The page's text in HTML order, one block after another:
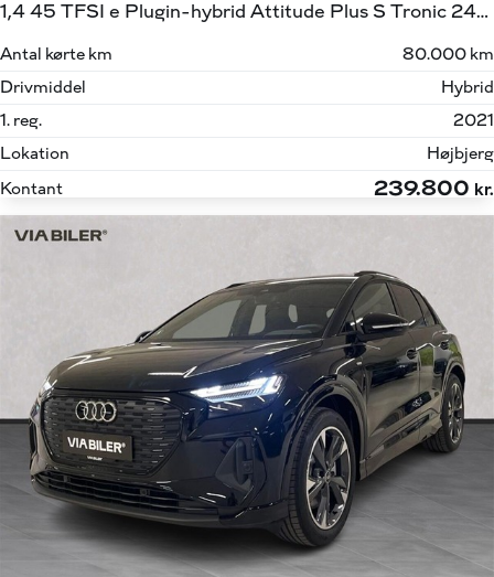
1,4 45 TFSI e Plugin-hybrid Attitude Plus S Tronic 245HK 5d 6g Aut.
Antal kørte km
80.000 km
Drivmiddel
Hybrid
1. reg.
2021
Lokation
Højbjerg
Kontant
239.800 kr.